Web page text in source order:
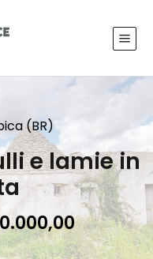
(BR)
e lamie in